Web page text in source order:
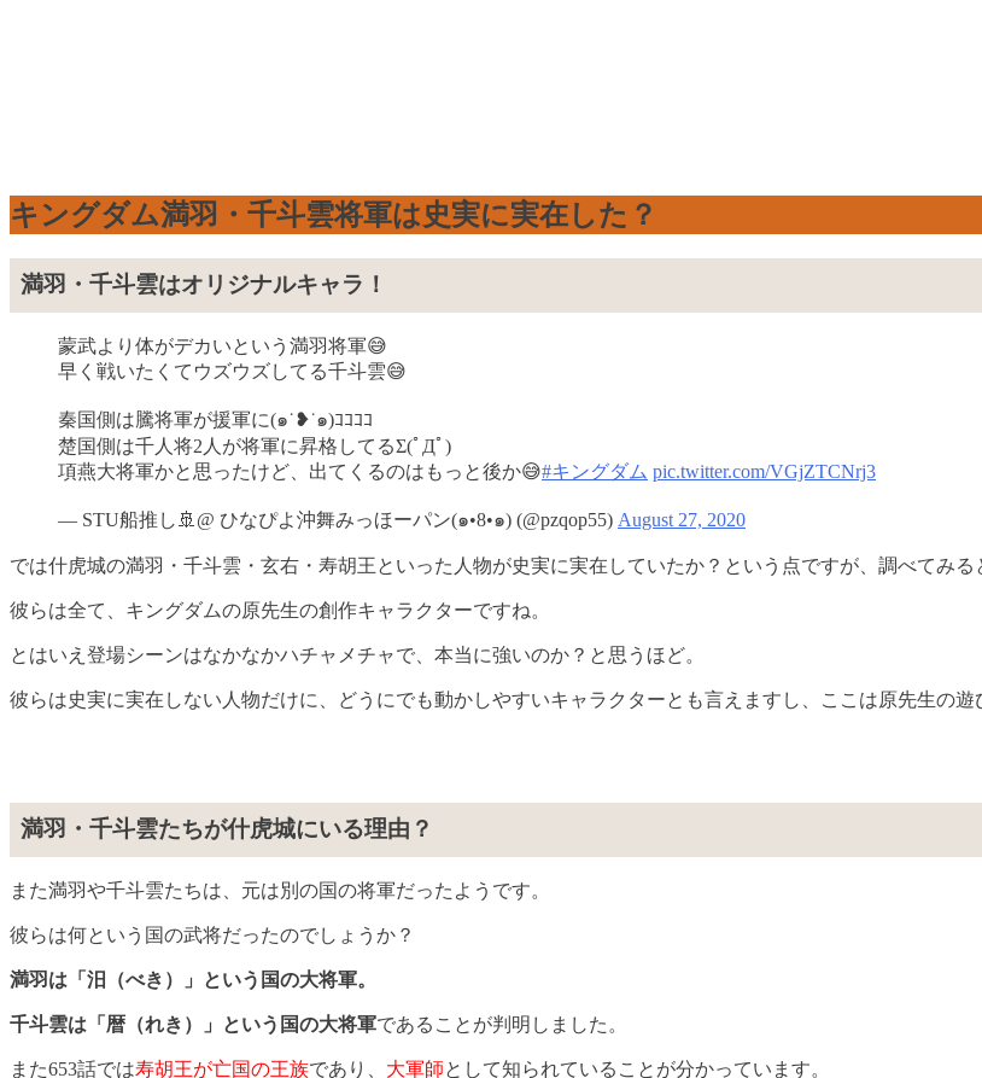
キングダム満羽・千斗雲将軍は史実に実在した？
満羽・千斗雲はオリジナルキャラ！
蒙武より体がデカいという満羽将軍😅
早く戦いたくてウズウズしてる千斗雲😅
秦国側は騰将軍が援軍に(๑˙❥˙๑)ｺｺｺｺ
楚国側は千人将2人が将軍に昇格してるΣ(ﾟДﾟ)
項燕大将軍かと思ったけど、出てくるのはもっと後か😅#キングダム pic.twitter.com/VGjZTCNrj3
— STU船推し🚢@ ひなぴよ沖舞みっほーパン(๑•8•๑) (@pzqop55) August 27, 2020
では什虎城の満羽・千斗雲・玄右・寿胡王といった人物が史実に実在していたか？という点ですが、調べてみる
彼らは全て、キングダムの原先生の創作キャラクターですね。
とはいえ登場シーンはなかなかハチャメチャで、本当に強いのか？と思うほど。
彼らは史実に実在しない人物だけに、どうにでも動かしやすいキャラクターとも言えますし、ここは原先生の遊
満羽・千斗雲たちが什虎城にいる理由？
また満羽や千斗雲たちは、元は別の国の将軍だったようです。
彼らは何という国の武将だったのでしょうか？
満羽は「汨（べき）」という国の大将軍。
千斗雲は「暦（れき）」という国の大将軍であることが判明しました。
また653話では寿胡王が亡国の王族であり、 大軍師として知られていることが分かっています。